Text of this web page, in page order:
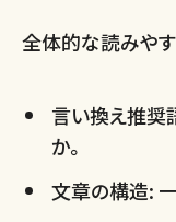
全体的な読みや
言い換え推奨
か。
文章の構造: